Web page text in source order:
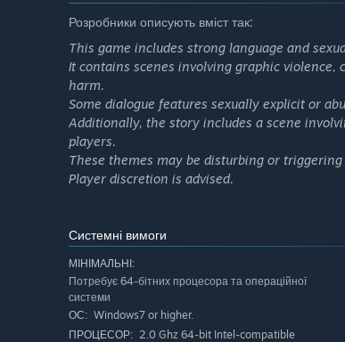
Розробники описують вміст так:
This game includes strong language and
It contains scenes involving graphic
harm.
Some dialogue features sexually explicit or
Additionally, the story includes a scene
players.
These themes may be disturbing or
Player discretion is advised.
Системні вимоги
МІНІМАЛЬНІ:
Потребує 64-бітних процесора та операційної
системи
ОС: Windows7 or higher.
ПРОЦЕСОР: 2.0 Ghz 64-bit Intel-compatible